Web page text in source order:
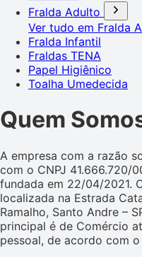
Fralda Adulto
Ver tudo em Fralda
Fralda Infantil
Fraldas TENA
Papel Higiênico
Toalha Umedecida
Quem
A empresa com a razão
com o CNPJ 41.666.720/
fundada em 22/04/2021.
localizada na Estrada
Ramalho, Santo Andre –
principal é de Comércio
pessoal, de acordo com